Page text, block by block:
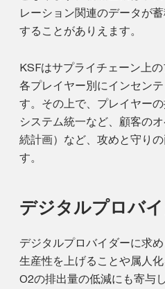
レーション関連のデータが
することがありえます。
KSFはサプライチェーン上
各プレイヤー別にインセン
す。その上で、プレイヤー
システム統一など、顧客の
続計画）など、攻めと守り
す。
デジタルプロバ
デジタルプロバイダーに求
生産性を上げることや属人
O2の排出量の低減にも寄与し